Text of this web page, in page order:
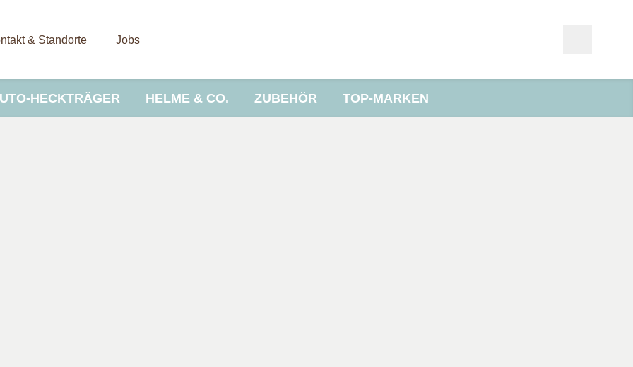
& Standorte Jobs
HECKTRÄGER HELME & CO. ZUBEHÖR TOP-MARKEN